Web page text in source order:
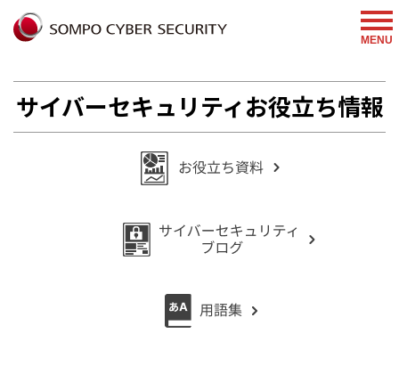
MENU
サイバーセキュリティお役立ち情報